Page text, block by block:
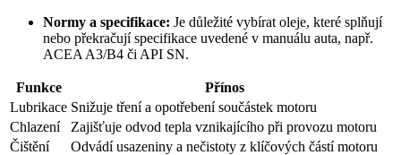
Normy a specifikace: Je důležité vybírat oleje, které splňují
nebo překračují specifikace uvedené v manuálu auta, např.
ACEA A3/B4 či API SN.
Funkce
Přínos
Lubrikace Snižuje tření a opotřebení součástek motoru
Chlazení
Zajišťuje odvod tepla vznikajícího při provozu motoru
Čištění
Odvádí usazeniny a nečistoty z klíčových částí motoru